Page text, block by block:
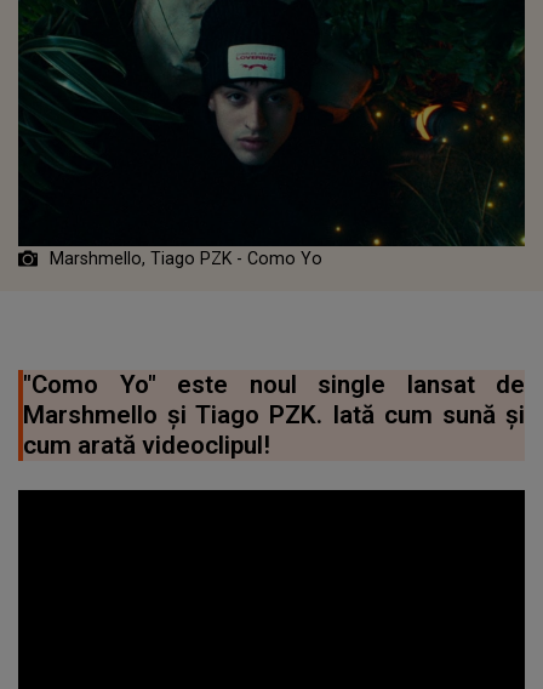
Marshmello, Tiago PZK - Como Yo
"Como Yo" este noul single lansat de
Marshmello și Tiago PZK. Iată cum sună și
cum arată videoclipul!